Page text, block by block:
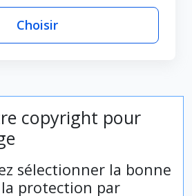
Choisir
copyright pour
sélectionner la bonne
protection par